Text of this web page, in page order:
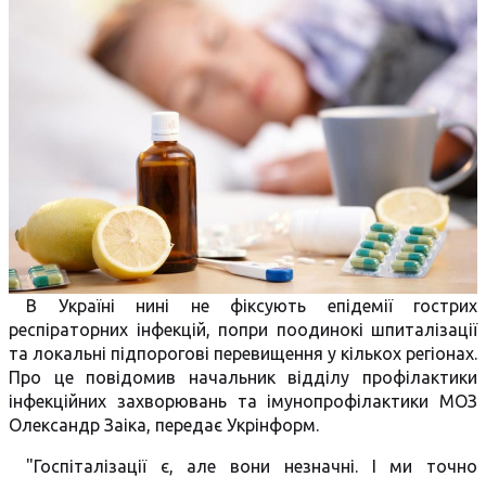
В Україні нині не фіксують епідемії гострих
респіраторних інфекцій, попри поодинокі шпиталізації
та локальні підпорогові перевищення у кількох регіонах.
Про це повідомив начальник відділу профілактики
інфекційних захворювань та імунопрофілактики МОЗ
Олександр Заіка, передає Укрінформ.
"Госпіталізації є, але вони незначні. І ми точно